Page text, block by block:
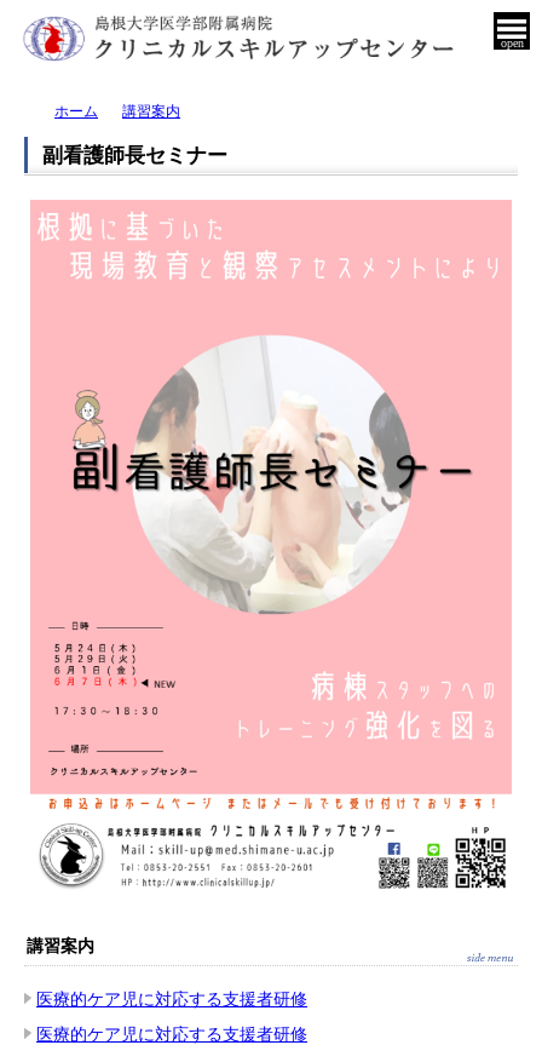
open
ホーム 講習案内
副看護師長セミナー
講習案内
医療的ケア児に対応する支援者研修
医療的ケア児に対応する支援者研修